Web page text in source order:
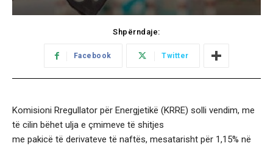
Shpërndaje:
Facebook Twitter
Komisioni Rregullator për Energjetikë (KRRE) solli vendim, me
të cilin bëhet ulja e çmimeve të shitjes
me pakicë të derivateve të naftës, mesatarisht për 1,15% në